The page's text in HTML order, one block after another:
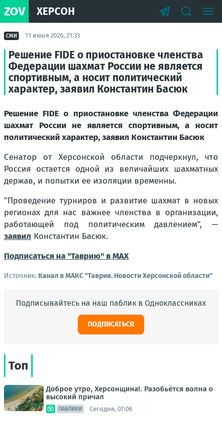
ZOV ХЕРСОН
СМИ 11 июня 2026, 21:33
Решение FIDE о приостановке членства
Федерации шахмат России не является
спортивным, а носит политический
характер, заявил Константин Басюк
Решение FIDE о приостановке членства Федерации
шахмат России не является спортивным, а носит
политический характер, заявил Константин Басюк
Сенатор от Херсонской области подчеркнул, что
Россия остается одной из величайших шахматных
держав, и попытки ее изоляции временны.
"Проведение турниров и развитие шахмат в новых
регионах для нас важнее членства в организации,
работающей под политическим давлением", —
заявил Константин Басюк.
Подписаться на "Таврию" в MAX
Источник: Канал в МАКС "Таврия. Новости Херсонской области"
Подписывайтесь на наш паблик в Одноклассниках
ПОДПИСАТЬСЯ
Топ
Доброе утро, Херсонщина!. Разобьётся волна о
высокий причал
ПАБЛИКИ Сегодня, 07:06